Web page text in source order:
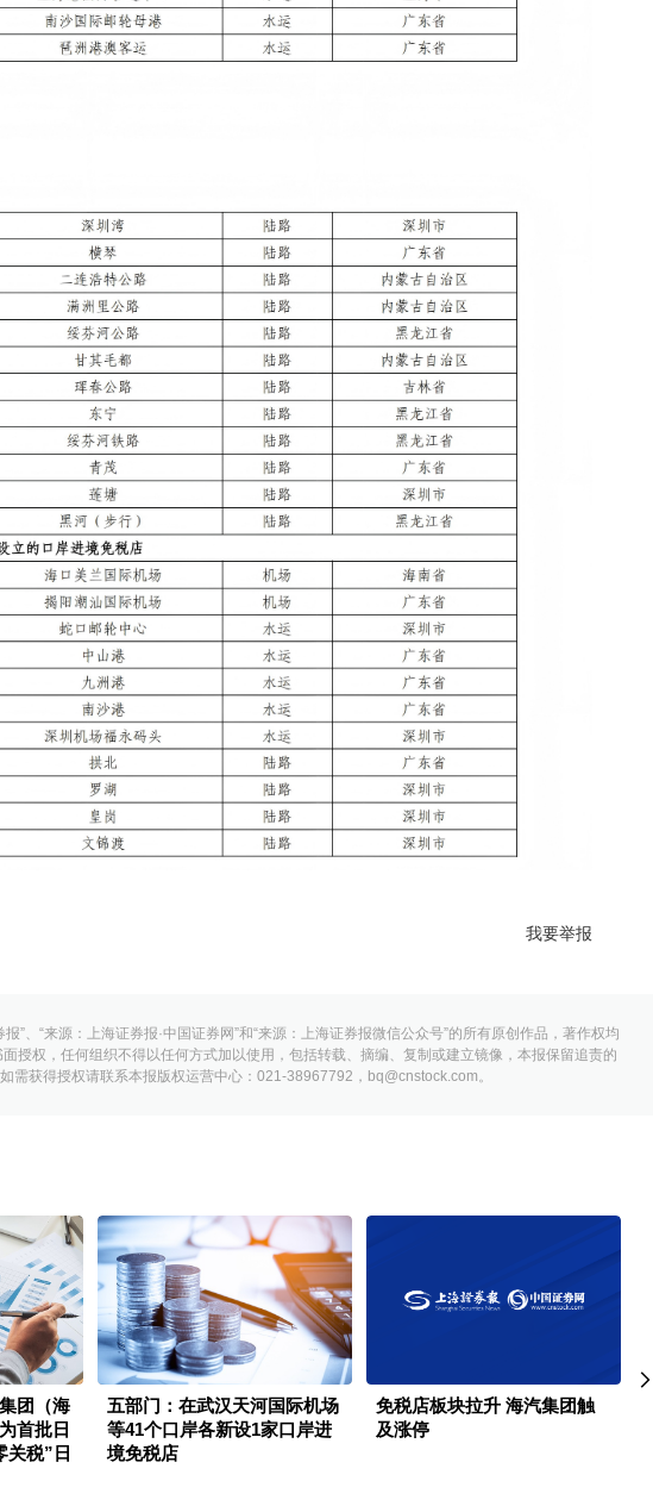
我要举报
”、“来源：上海证券报·中国证券网”和“来源：上海证券报微信公众号”的所有原创作品，著作权均
授权，任何组织不得以任何方式加以使用，包括转载、摘编、复制或建立镜像，本报保留追责的
需获得授权请联系本报版权运营中心：021-38967792，bq@cnstock.com。
团（海
首批日
关税”日
五部门：在武汉天河国际机场
等41个口岸各新设1家口岸进
境免税店
免税店板块拉升 海汽集团触
及涨停